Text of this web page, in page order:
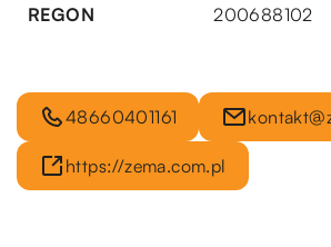
REGON 200688102
48660401161
https://zema.com.pl